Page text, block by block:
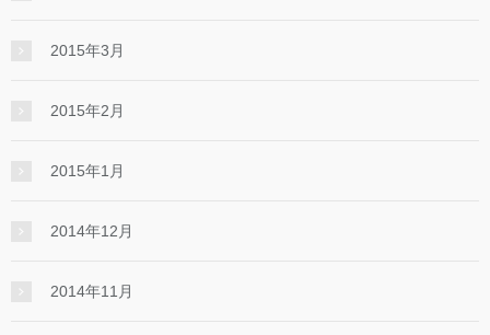
2015年3月
2015年2月
2015年1月
2014年12月
2014年11月